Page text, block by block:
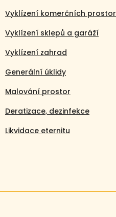
+420 608 105 106
Vyklízení komerčních prostor
Vyklízení sklepů a garáží
Vyklízení zahrad
Generální úklidy
Malování prostor
Deratizace, dezinfekce
Likvidace eternitu